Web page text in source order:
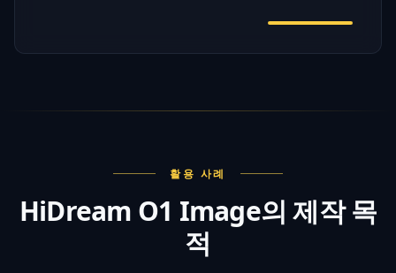
활용 사례
HiDream O1 Image의 제작 목
적